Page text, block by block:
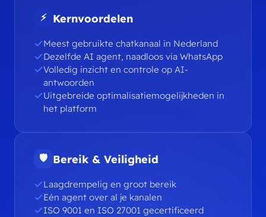
⚡ Kernvoordelen
Meest gebruikte chatkanaal in Nederland
Dezelfde AI agent, naadloos via WhatsApp
Volledig inzicht en controle op AI-
antwoorden
Uitgebreide optimalisatiemogelijkheden in
het platform
🛡 Bereik & Veiligheid
Laagdrempelig en groot bereik
Eén agent over al je kanalen
ISO 9001 en ISO 27001 gecertificeerd